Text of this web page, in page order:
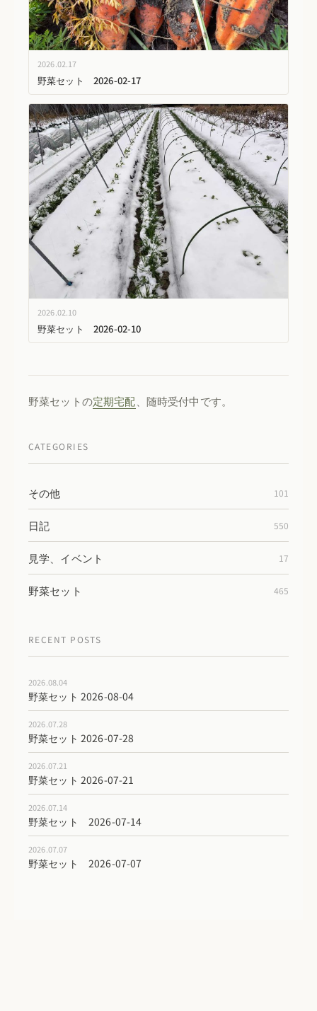
2026.02.17
野菜セット 2026-02-17
2026.02.10
野菜セット 2026-02-10
野菜セットの定期宅配、随時受付中です。
CATEGORIES
その他 101
日記 550
見学、イベント 17
野菜セット 465
RECENT POSTS
2026.08.04
野菜セット 2026-08-04
2026.07.28
野菜セット 2026-07-28
2026.07.21
野菜セット 2026-07-21
2026.07.14
野菜セット 2026-07-14
2026.07.07
野菜セット 2026-07-07